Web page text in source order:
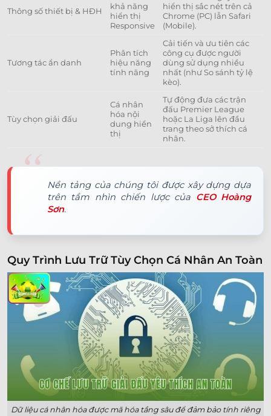
Thông số thiết bị & HĐH
khả năng
hiển thị
Responsive
hiển thị sắc nét trên cả
Chrome (PC) lẫn Safari
(Mobile).
Tương tác ẩn danh
Phân tích
hiệu năng
tính năng
Cải tiến và ưu tiên các
công cụ được người
dùng sử dụng nhiều
nhất (như So sánh tỷ lệ
kèo).
Tùy chọn giải đấu
Cá nhân
hóa nội
dung hiển
thị
Tự động đưa các trận
đấu Premier League
hoặc La Liga lên đầu
trang theo sở thích cá
nhân.
Nền tảng của chúng tôi được xây dựng dựa
trên tầm nhìn chiến lược của CEO Hoàng
Sơn.
Quy Trình Lưu Trữ Tùy Chọn Cá Nhân An Toàn
Dữ liệu cá nhân hóa được mã hóa tầng sâu để đảm bảo tính riêng